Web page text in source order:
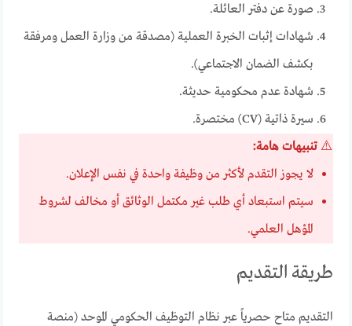
صورة عن دفتر العائلة.
شهادات إثبات الخبرة العملية (مصدقة من وزارة العمل ومرفقة
بكشف الضمان الاجتماعي).
شهادة عدم محكومية حديثة.
سيرة ذاتية (CV) مختصرة.
⚠️تنبيهات هامة:
لا يجوز التقدم لأكثر من وظيفة واحدة في نفس الإعلان.
سيتم استبعاد أي طلب غير مكتمل الوثائق أو مخالف لشروط
المؤهل العلمي.
طريقة التقديم
التقديم متاح حصرياً عبر نظام التوظيف الحكومي الموحد (منصة